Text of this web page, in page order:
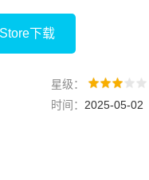
下载
星级：
时间： 2025-05-02